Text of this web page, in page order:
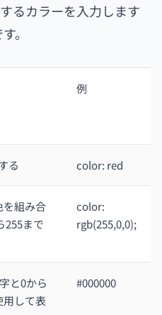
るカラーを入力します
。
例
る color: red
を組み合
255まで
color:
rgb(255,0,0);
と0から
して表
#000000